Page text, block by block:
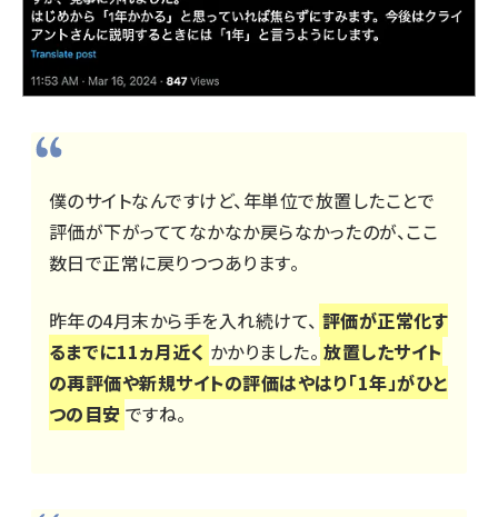
僕のサイトなんですけど、年単位で放置したことで
評価が下がっててなかなか戻らなかったのが、ここ
数日で正常に戻りつつあります。
昨年の4月末から手を入れ続けて、 評価が正常化す
るまでに11ヵ月近く かかりました。 放置したサイト
の再評価や新規サイトの評価はやはり「1年」がひと
つの目安 ですね。